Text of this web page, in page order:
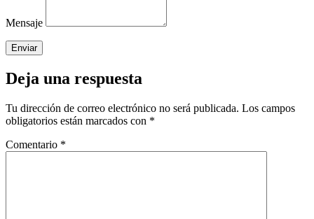
Mensaje
Deja una respuesta
Tu dirección de correo electrónico no será publicada. Los campos
obligatorios están marcados con *
Comentario *